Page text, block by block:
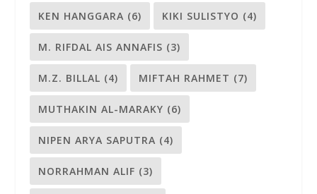
KEN HANGGARA (6) KIKI SULISTYO (4)
M. RIFDAL AIS ANNAFIS (3)
M.Z. BILLAL (4) MIFTAH RAHMET (7)
MUTHAKIN AL-MARAKY (6)
NIPEN ARYA SAPUTRA (4)
NORRAHMAN ALIF (3)